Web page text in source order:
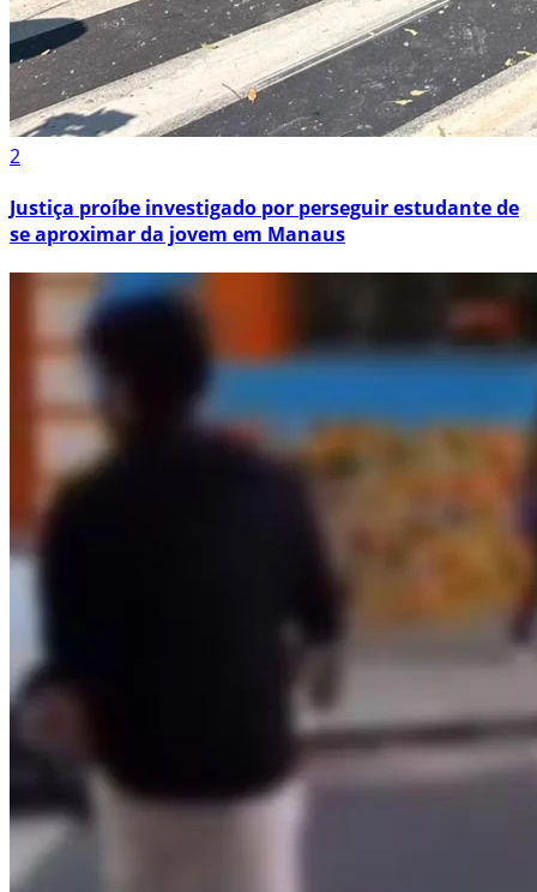
2
Justiça proíbe investigado por perseguir estudante de
se aproximar da jovem em Manaus